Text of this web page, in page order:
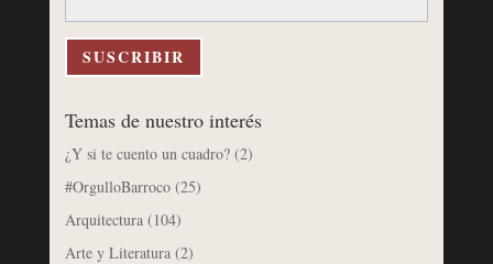
correo
electrónico
SUSCRIBIR
Temas de nuestro interés
¿Y si te cuento un cuadro?(2)
#OrgulloBarroco(25)
Arquitectura(104)
Arte y Literatura(2)